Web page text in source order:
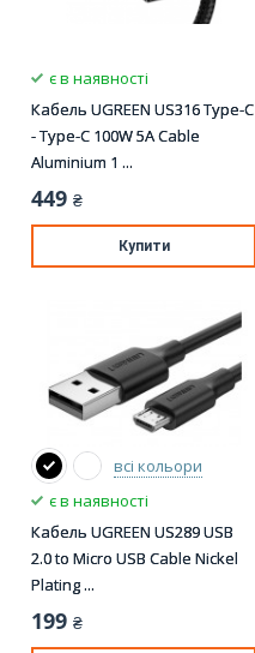
є в наявності
Кабель UGREEN US316 Type-C
- Type-C 100W 5A Cable
Aluminium 1 ...
449 ₴
Купити
всі кольори
є в наявності
Кабель UGREEN US289 USB
2.0 to Micro USB Cable Nickel
Plating ...
199 ₴